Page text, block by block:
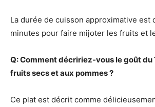
La durée de cuisson approximative est
minutes pour faire mijoter les fruits et
Q: Comment décririez-vous le goût du
fruits secs et aux pommes ?
Ce plat est décrit comme